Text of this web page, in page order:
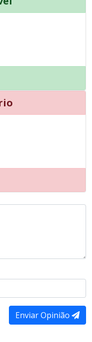
Enviar Opinião